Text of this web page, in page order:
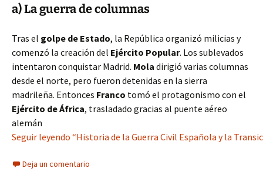
a) La guerra de columnas
Tras el golpe de Estado, la República organizó milicias y
comenzó la creación del Ejército Popular. Los sublevados
intentaron conquistar Madrid. Mola dirigió varias columnas
desde el norte, pero fueron detenidas en la sierra
madrileña. Entonces Franco tomó el protagonismo con el
Ejército de África, trasladado gracias al puente aéreo
alemán
Seguir leyendo “Historia de la Guerra Civil Española y la
Deja un comentario